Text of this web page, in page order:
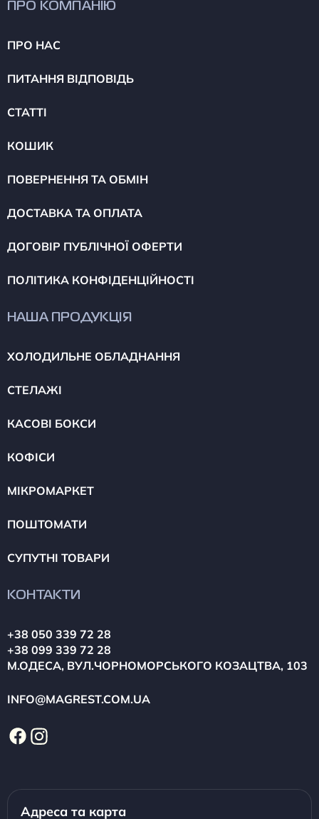
ПРО КОМПАНІЮ
ПРО НАС
ПИТАННЯ ВІДПОВІДЬ
СТАТТІ
КОШИК
ПОВЕРНЕННЯ ТА ОБМІН
ДОСТАВКА ТА ОПЛАТА
ДОГОВІР ПУБЛІЧНОЇ ОФЕРТИ
ПОЛІТИКА КОНФІДЕНЦІЙНОСТІ
НАША ПРОДУКЦІЯ
ХОЛОДИЛЬНЕ ОБЛАДНАННЯ
СТЕЛАЖІ
КАСОВІ БОКСИ
КОФІСИ
МІКРОМАРКЕТ
ПОШТОМАТИ
СУПУТНІ ТОВАРИ
КОНТАКТИ
+38 050 339 72 28
+38 099 339 72 28
М.ОДЕСА, ВУЛ.ЧОРНОМОРСЬКОГО КОЗАЦТВА, 103
INFO@MAGREST.COM.UA
Адреса та карта